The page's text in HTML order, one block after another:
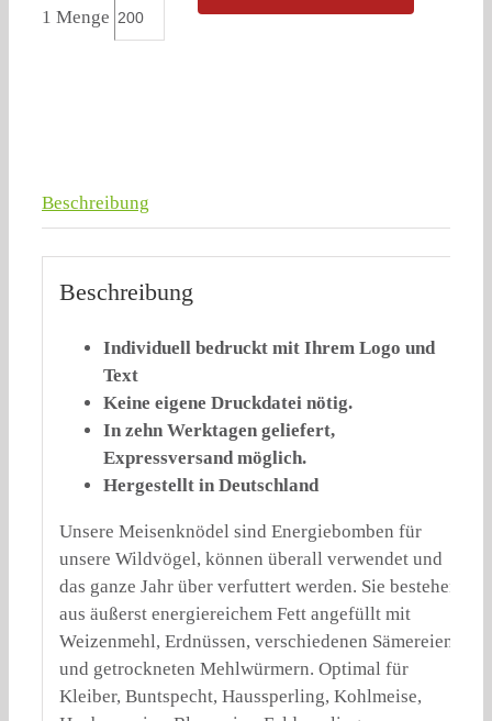
1 Menge
Beschreibung
Beschreibung
Individuell bedruckt mit Ihrem Logo und
Text
Keine eigene Druckdatei nötig.
In zehn Werktagen geliefert,
Expressversand möglich.
Hergestellt in Deutschland
Unsere Meisenknödel sind Energiebomben für
unsere Wildvögel, können überall verwendet und
das ganze Jahr über verfuttert werden. Sie bestehen
aus äußerst energiereichem Fett angefüllt mit
Weizenmehl, Erdnüssen, verschiedenen Sämereien
und getrockneten Mehlwürmern. Optimal für
Kleiber, Buntspecht, Haussperling, Kohlmeise,